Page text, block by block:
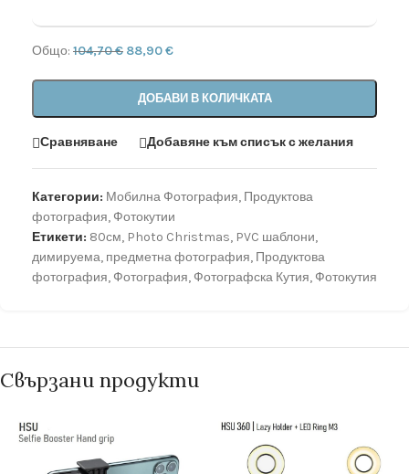
Общо: 104,70€ 88,90€
ДОБАВИ В КОЛИЧКАТА
Сравняване Добавяне към списък с желания
Категории: Мобилна Фотография, Продуктова
фотография, Фотокутии
Етикети: 80см, Photo Christmas, PVC шаблони,
димируема, предметна фотография, Продуктова
фотография, Фотография, Фотографска Кутия, Фотокутия
Свързани продукти